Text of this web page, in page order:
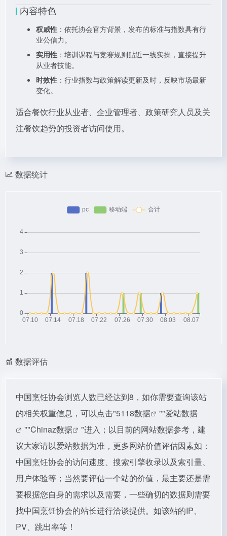
内容特色
权威性 ：依托协会官方背景，发布的标准与指数具有行
业公信力。
实用性 ：培训课程与竞赛规则贴近一线实操，直接提升
从业者技能。
时效性 ：行业指数与政策解读更新及时，反映市场最新
变化。
适合餐饮行业从业者、企业管理者、政策研究人员及关
注餐饮趋势的投资者访问使用。
数据统计
数据评估
中国烹饪协会浏览人数已经达到8，如你需要查询该站
的相关权重信息，可以点击"5118数据 ""爱站数据
""Chinaz数据
"进入；以目前的网站数据参考，建
议大家请以爱站数据为准，更多网站价值评估因素如：
中国烹饪协会的访问速度、搜索引擎收录以及索引量、
用户体验等；当然要评估一个站的价值，最主要还是需
要根据您自身的需求以及需要，一些确切的数据则需要
找中国烹饪协会的站长进行洽谈提供。如该站的IP、
PV、跳出率等！